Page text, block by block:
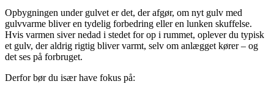
Opbygningen under gulvet er det, der afgør, om nyt gulv med
gulvvarme bliver en tydelig forbedring eller en lunken skuffelse.
Hvis varmen siver nedad i stedet for op i rummet, oplever du typisk
et gulv, der aldrig rigtig bliver varmt, selv om anlægget kører – og
det ses på forbruget.
Derfor bør du især have fokus på: